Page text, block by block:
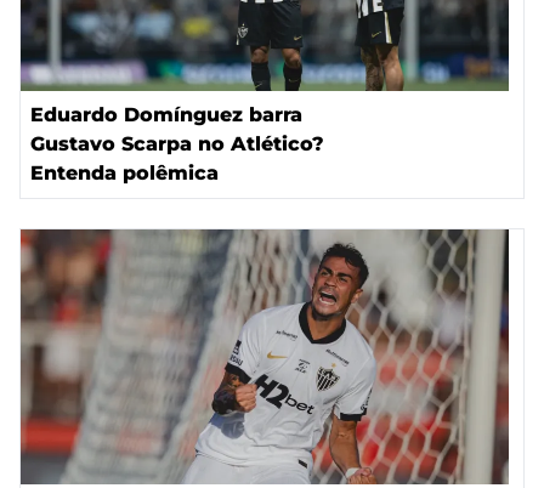
Eduardo Domínguez barra
Gustavo Scarpa no Atlético?
Entenda polêmica